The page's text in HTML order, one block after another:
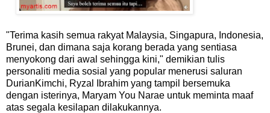
"Terima kasih semua rakyat Malaysia, Singapura, Indonesia,
Brunei, dan dimana saja korang berada yang sentiasa
menyokong dari awal sehingga kini," demikian tulis
personaliti media sosial yang popular menerusi saluran
DurianKimchi, Ryzal Ibrahim yang tampil bersemuka
dengan isterinya, Maryam You Narae untuk meminta maaf
atas segala kesilapan dilakukannya.